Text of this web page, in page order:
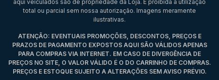
aqui veiculados são de propriedade da Loja. É proibida a utilização
total ou parcial sem nossa autorização. Imagens meramente
ilustrativas.
ATENÇÃO: EVENTUAIS PROMOÇÕES, DESCONTOS, PREÇOS E
PRAZOS DE PAGAMENTO EXPOSTOS AQUI SÃO VÁLIDOS APENAS
PARA COMPRAS VIA INTERNET. EM CASO DE DIVERGÊNCIA DE
PREÇOS NO SITE, O VALOR VÁLIDO É O DO CARRINHO DE COMPRAS.
PREÇOS E ESTOQUE SUJEITO A ALTERAÇÕES SEM AVISO PRÉVIO.